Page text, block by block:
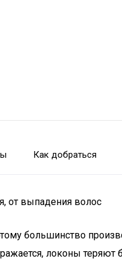
Как добраться
от выпадения волос
большинство
локоны теряют